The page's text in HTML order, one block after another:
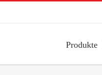
Produkte